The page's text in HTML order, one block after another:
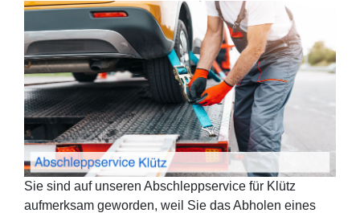
Sie sind auf unseren Abschleppservice für Klütz
aufmerksam geworden, weil Sie das Abholen eines